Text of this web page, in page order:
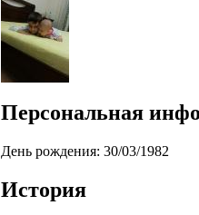
Персональная
День рождения: 30/03/1982
История